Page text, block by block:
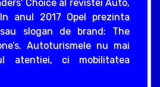
Choice al revistei Auto,
anul 2017 Opel prezinta
slogan de brand: The
Autoturismele nu mai
atentiei, ci mobilitatea